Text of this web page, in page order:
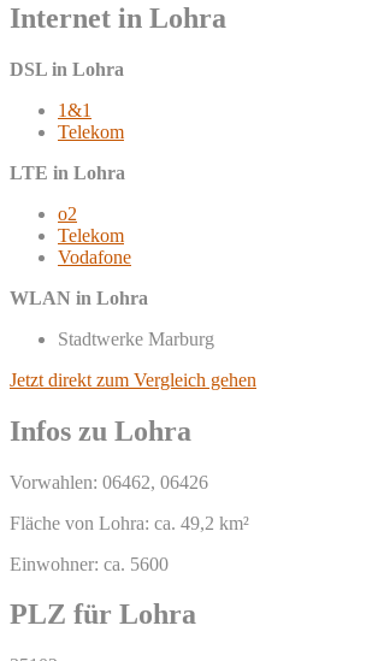
Internet in Lohra
DSL in Lohra
1&1
Telekom
LTE in Lohra
o2
Telekom
Vodafone
WLAN in Lohra
Stadtwerke Marburg
Jetzt direkt zum Vergleich gehen
Infos zu Lohra
Vorwahlen: 06462, 06426
Fläche von Lohra: ca. 49,2 km²
Einwohner: ca. 5600
PLZ für Lohra